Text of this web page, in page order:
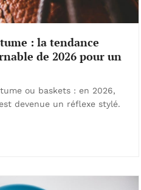
: la tendance
de 2026 pour un
ou baskets : en 2026,
devenue un réflexe stylé.